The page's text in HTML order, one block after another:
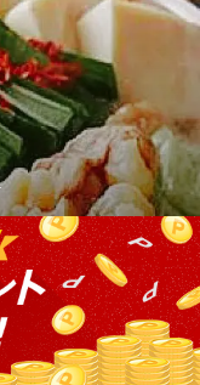
ンは旨みたっぷりで
嬉しいコラーゲンも
しさ◎国産牛ホルモ
どの希少部位まで豊
な味を堪能くださ
『手仕込み唐揚げ』
み放題付のプランで
、3時間飲み放題付き
ランを堪能して下さ